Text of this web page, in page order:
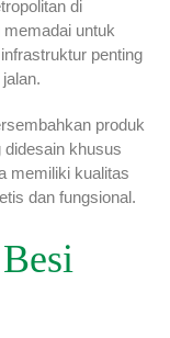
di
untuk
penting
produk
didesain khusus
memiliki kualitas
dan fungsional.